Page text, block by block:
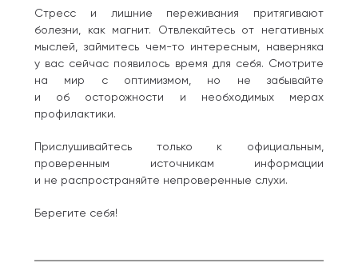
Стресс и лишние переживания притягивают
болезни, как магнит. Отвлекайтесь от негативных
мыслей, займитесь чем-то интересным, наверняка
у вас сейчас появилось время для себя. Смотрите
на мир с оптимизмом, но не забывайте
и об осторожности и необходимых мерах
профилактики.
Прислушивайтесь только к официальным,
проверенным источникам информации
и не распространяйте непроверенные слухи.
Берегите себя!